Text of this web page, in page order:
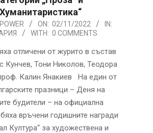
ON: 02/11/2022
IN:
WITH: 0 COMMENTS
отличени от журито в състав
Кунчев, Тони Николов, Теодора
Калин Янакиев На един от
празници – Деня на
будители – на официална
връчени годишните награди
Култура“ за художествена и